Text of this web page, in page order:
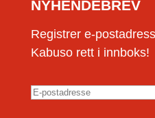
NYHENDEBREV
Registrer e-
Kabuso rett i innboks!